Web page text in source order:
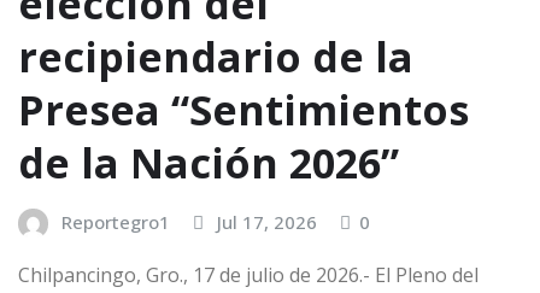
recipiendario de la
Presea “Sentimientos
de la Nación 2026”
Reportegro1 Jul 17, 2026 0
Chilpancingo, Gro., 17 de julio de 2026.- El Pleno del